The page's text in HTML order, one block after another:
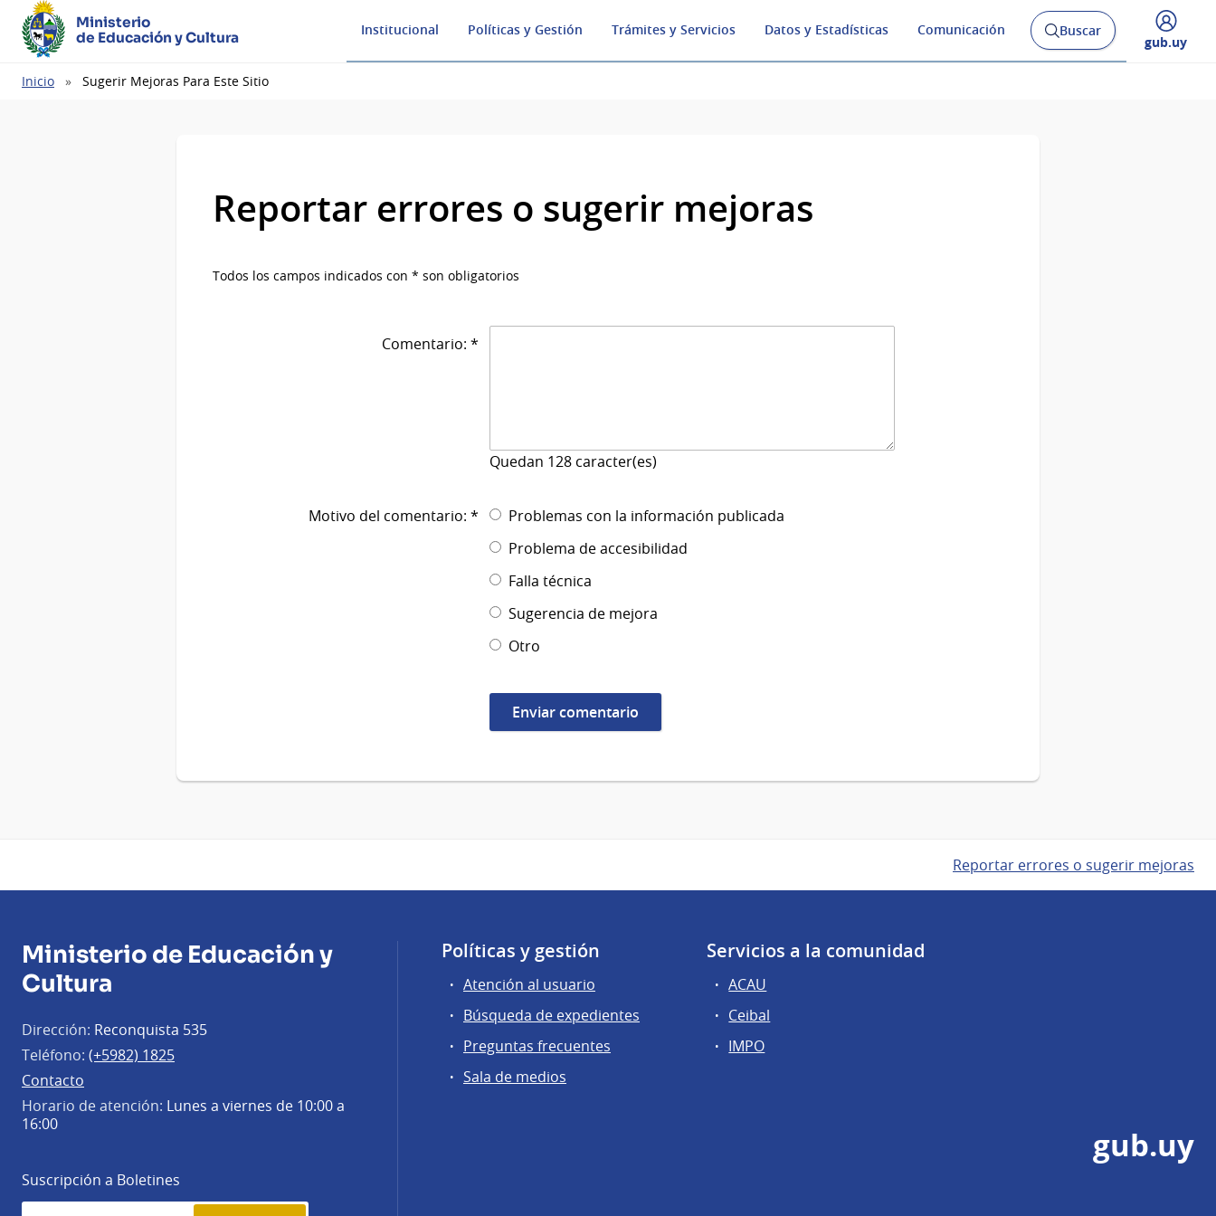
Ministerio
de Educación y Cultura
Institucional Políticas y Gestión Trámites y Servicios Datos y Estadísticas Comunicación
Abrir
buscador
Buscar
Desplegar
gub.uy
Ruta
Inicio Sugerir Mejoras Para Este Sitio
Reportar errores o sugerir mejoras
Todos los campos indicados con * son obligatorios
Comentario: *
Quedan 128 caracter(es)
Motivo del comentario: *
Problemas con la información publicada
Problema de accesibilidad
Falla técnica
Sugerencia de mejora
Otro
Reportar errores o sugerir mejoras
Ministerio de Educación y
Cultura
Dirección: Reconquista 535
Teléfono: (+5982) 1825
Contacto
Horario de atención: Lunes a viernes de 10:00 a
16:00
Suscripción a Boletines
Simplenews
Políticas y gestión
Atención al usuario
Búsqueda de expedientes
Preguntas frecuentes
Sala de medios
Servicios a la comunidad
ACAU
Ceibal
IMPO
gub.uy